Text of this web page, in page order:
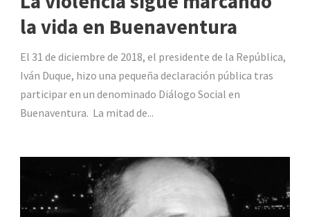
la vida en Buenaventura
El 31 de diciembre de 2018, el presidente de la República,
Iván Duque, hizo una pequeña declaración pública tras
participar en un denominado Diálogo Social en
Buenaventura. La mitad de...